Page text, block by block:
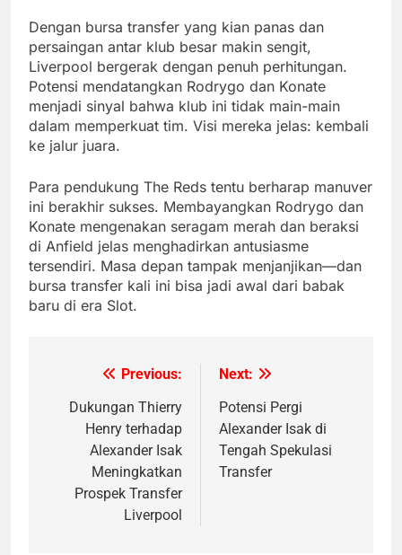
Dengan bursa transfer yang kian panas dan
persaingan antar klub besar makin sengit,
Liverpool bergerak dengan penuh perhitungan.
Potensi mendatangkan Rodrygo dan Konate
menjadi sinyal bahwa klub ini tidak main-main
dalam memperkuat tim. Visi mereka jelas: kembali
ke jalur juara.
Para pendukung The Reds tentu berharap manuver
ini berakhir sukses. Membayangkan Rodrygo dan
Konate mengenakan seragam merah dan beraksi
di Anfield jelas menghadirkan antusiasme
tersendiri. Masa depan tampak menjanjikan—dan
bursa transfer kali ini bisa jadi awal dari babak
baru di era Slot.
navigation
Previous:
Dukungan Thierry
Henry terhadap
Alexander Isak
Meningkatkan
Prospek Transfer
Liverpool
Next:
Potensi Pergi
Alexander Isak di
Tengah Spekulasi
Transfer